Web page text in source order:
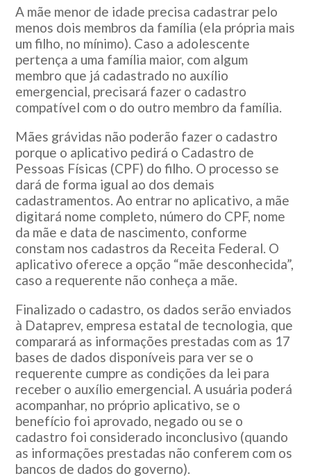
A mãe menor de idade precisa cadastrar pelo
menos dois membros da família (ela própria mais
um filho, no mínimo). Caso a adolescente
pertença a uma família maior, com algum
membro que já cadastrado no auxílio
emergencial, precisará fazer o cadastro
compatível com o do outro membro da família.
Mães grávidas não poderão fazer o cadastro
porque o aplicativo pedirá o Cadastro de
Pessoas Físicas (CPF) do filho. O processo se
dará de forma igual ao dos demais
cadastramentos. Ao entrar no aplicativo, a mãe
digitará nome completo, número do CPF, nome
da mãe e data de nascimento, conforme
constam nos cadastros da Receita Federal. O
aplicativo oferece a opção “mãe desconhecida”,
caso a requerente não conheça a mãe.
Finalizado o cadastro, os dados serão enviados
à Dataprev, empresa estatal de tecnologia, que
comparará as informações prestadas com as 17
bases de dados disponíveis para ver se o
requerente cumpre as condições da lei para
receber o auxílio emergencial. A usuária poderá
acompanhar, no próprio aplicativo, se o
benefício foi aprovado, negado ou se o
cadastro foi considerado inconclusivo (quando
as informações prestadas não conferem com os
bancos de dados do governo).